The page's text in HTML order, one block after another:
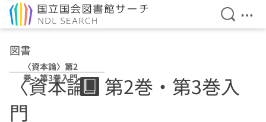
検索を
メ
図書
〈資本論〉第2
巻・第3巻入門
〈資本論〉第2巻・第3巻入
門